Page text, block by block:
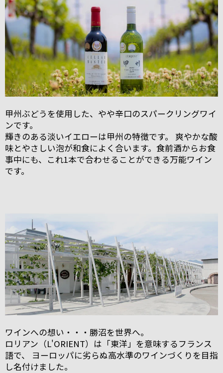
甲州ぶどうを使用した、やや辛口のスパークリングワイ
ンです。
輝きのある淡いイエローは甲州の特徴です。 爽やかな酸
味とやさしい泡が和食によく合います。食前酒からお食
事中にも、これ1本で合わせることができる万能ワイン
です。
ワインへの想い・・・勝沼を世界へ。
ロリアン（L'ORIENT）は「東洋」を意味するフランス
語で、 ヨーロッパに劣らぬ高水準のワインづくりを目指
し名付けました。